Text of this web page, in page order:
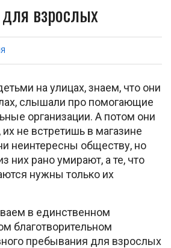
взрослых
на улицах, знаем, что они
слышали про помогающие
организации. А потом они
не встретишь в магазине
неинтересны обществу, но
них рано умирают, а те, что
нужны только их
в единственном
благотворительном
пребывания для взрослых